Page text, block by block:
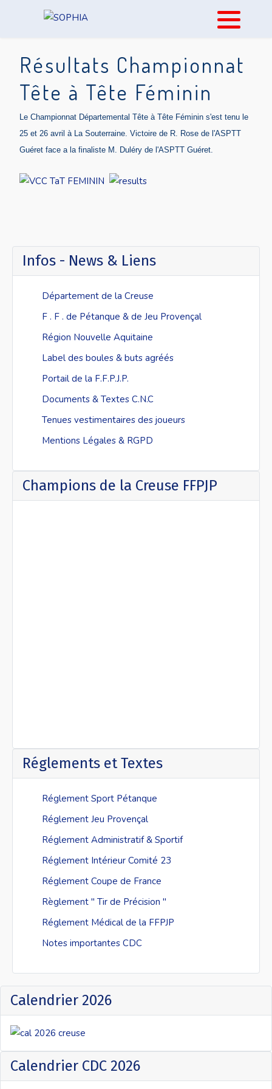
Résultats Championnat
Tête à Tête Féminin
Le Championnat Départemental Tête à Tête Féminin s'est tenu le
25 et 26 avril à La Souterraine. Victoire de R. Rose de l'ASPTT
Guéret face a la finaliste M. Duléry de l'ASPTT Guéret.
Infos - News & Liens
Département de la Creuse
F . F . de Pétanque & de Jeu Provençal
Région Nouvelle Aquitaine
Label des boules & buts agréés
Portail de la F.F.P.J.P.
Documents & Textes C.N.C
Tenues vestimentaires des joueurs
Mentions Légales & RGPD
Champions de la Creuse FFPJP
Réglements et Textes
Réglement Sport Pétanque
Réglement Jeu Provençal
Réglement Administratif & Sportif
Réglement Intérieur Comité 23
Réglement Coupe de France
Règlement " Tir de Précision "
Réglement Médical de la FFPJP
Notes importantes CDC
Calendrier 2026
Calendrier CDC 2026